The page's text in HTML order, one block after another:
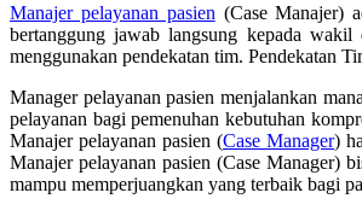
Manajer pelayanan pasien (Case Manajer)
bertanggung jawab langsung kepada wakil
menggunakan pendekatan tim. Pendekatan
Manager pelayanan pasien menjalankan
pelayanan bagi pemenuhan kebutuhan
Manajer pelayanan pasien (Case Manager)
Manajer pelayanan pasien (Case Manager)
mampu memperjuangkan yang terbaik bagi